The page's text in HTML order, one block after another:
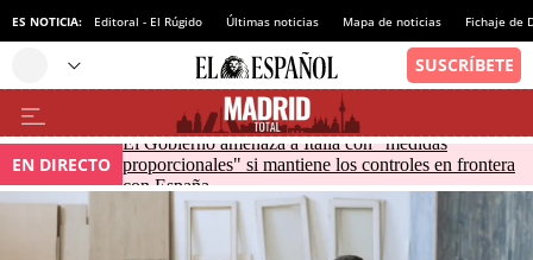
ES NOTICIA: Editoral - El Rúgido Últimas noticias Mapa de noticias Fichaje de
EN DIRECTO
El Gobierno amenaza a Italia con "medidas
proporcionales" si mantiene los controles en frontera
con España